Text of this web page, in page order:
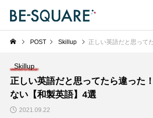
POST Skillup 正しい英語だと思ってたら違った！海
Skillup
正しい英語だと思ってたら違った
ない【和製英語】4選
2021.09.22